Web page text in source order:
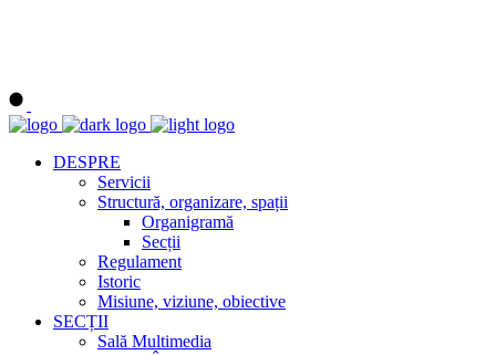
DESPRE
Servicii
Structură, organizare, spații
Organigramă
Secții
Regulament
Istoric
Misiune, viziune, obiective
SECȚII
Sală Multimedia